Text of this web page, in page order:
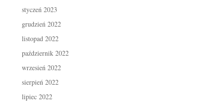
styczeń 2023
grudzień 2022
listopad 2022
październik 2022
wrzesień 2022
sierpień 2022
lipiec 2022